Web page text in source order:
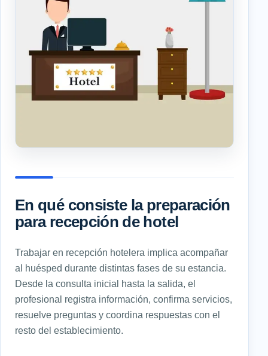
En qué consiste la preparación
para recepción de hotel
Trabajar en recepción hotelera implica acompañar
al huésped durante distintas fases de su estancia.
Desde la consulta inicial hasta la salida, el
profesional registra información, confirma servicios,
resuelve preguntas y coordina respuestas con el
resto del establecimiento.